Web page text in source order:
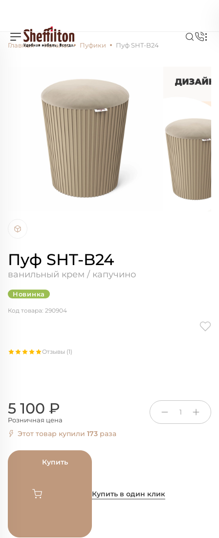
Главная Каталог Пуфики Пуф SHT-B24
Пуф SHT-B24
ванильный крем / капучино
Новинка
Отзывы (1)
Код товара: 290904
5 100 ₽
Розничная цена
1
Этот товар купили 173 раза
Купить
Купить в один клик